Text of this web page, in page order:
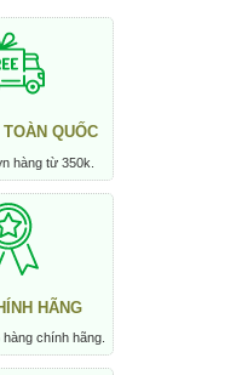
QUỐC
hàng từ 350k.
HÃNG
chính hãng.